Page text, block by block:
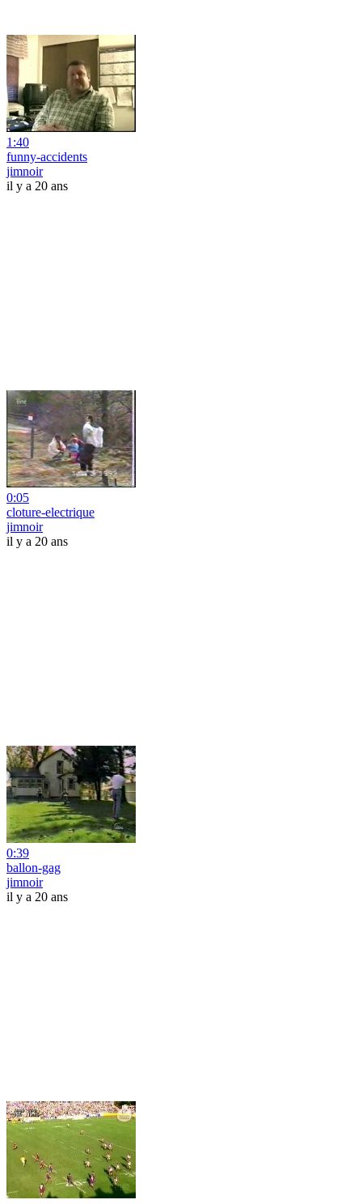
1:40
funny-accidents
jimnoir
il y a 20 ans
0:05
cloture-electrique
jimnoir
il y a 20 ans
0:39
ballon-gag
jimnoir
il y a 20 ans